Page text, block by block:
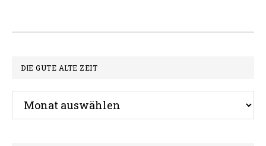
Footer
DIE GUTE ALTE ZEIT
Die
gute